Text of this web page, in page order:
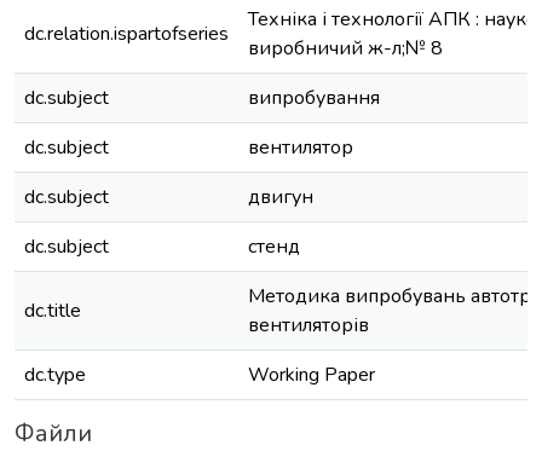
dc.relation.ispartofseries
Техніка і технології АПК :
виробничий ж-л;№ 8
dc.subject
випробування
dc.subject
вентилятор
dc.subject
двигун
dc.subject
стенд
dc.title
Методика випробувань
вентиляторів
dc.type
Working Paper
Файли